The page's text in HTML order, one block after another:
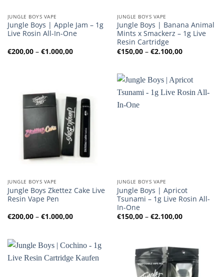
JUNGLE BOYS VAPE
Jungle Boys | Apple Jam – 1g
Live Rosin All-In-One
€200,00 – €1.000,00Preisspanne:
€200,00
JUNGLE BOYS VAPE
Jungle Boys | Banana Animal
Mints x Smackerz – 1g Live
Resin Cartridge
€150,00 – €2.100,00
€150,00
JUNGLE BOYS VAPE
Jungle Boys Zkettez Cake Live
Resin Vape Pen
€200,00 – €1.000,00Preisspanne:
JUNGLE BOYS VAPE
Jungle Boys | Apricot
Tsunami – 1g Live Rosin All-
In-One
€150,00 – €2.100,00